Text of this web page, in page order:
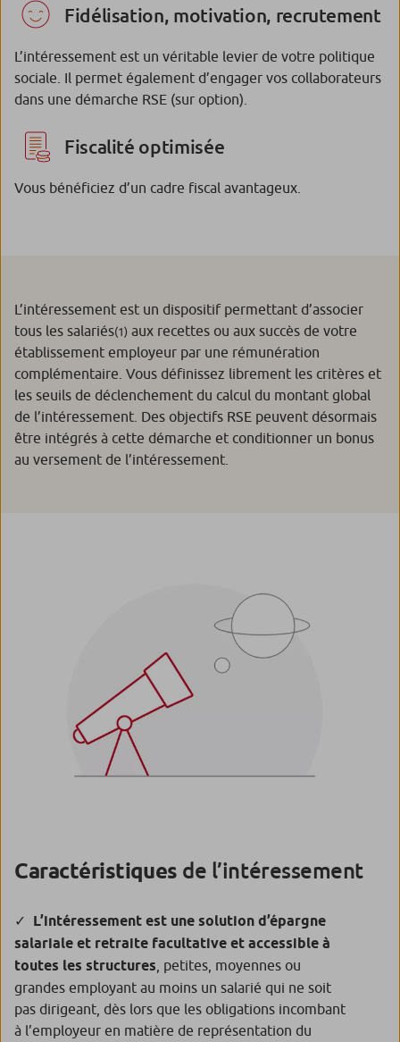
Fidélisation, motivation, recrutement
L’intéressement est un véritable levier de votre politique
sociale. Il permet également d’engager vos collaborateurs
dans une démarche RSE (sur option).
Fiscalité optimisée
Vous bénéficiez d’un cadre fiscal avantageux.
L’intéressement est un dispositif permettant d’associer
tous les salariés(1) aux recettes ou aux succès de votre
établissement employeur par une rémunération
complémentaire. Vous définissez librement les critères et
les seuils de déclenchement du calcul du montant global
de l’intéressement. Des objectifs RSE peuvent désormais
être intégrés à cette démarche et conditionner un bonus
au versement de l’intéressement.
Caractéristiques de l’intéressement
L’intéressement est une solution d’épargne
salariale et retraite facultative et accessible à
toutes les structures , petites, moyennes ou
grandes employant au moins un salarié qui ne soit
pas dirigeant, dès lors que les obligations incombant
à l’employeur en matière de représentation du